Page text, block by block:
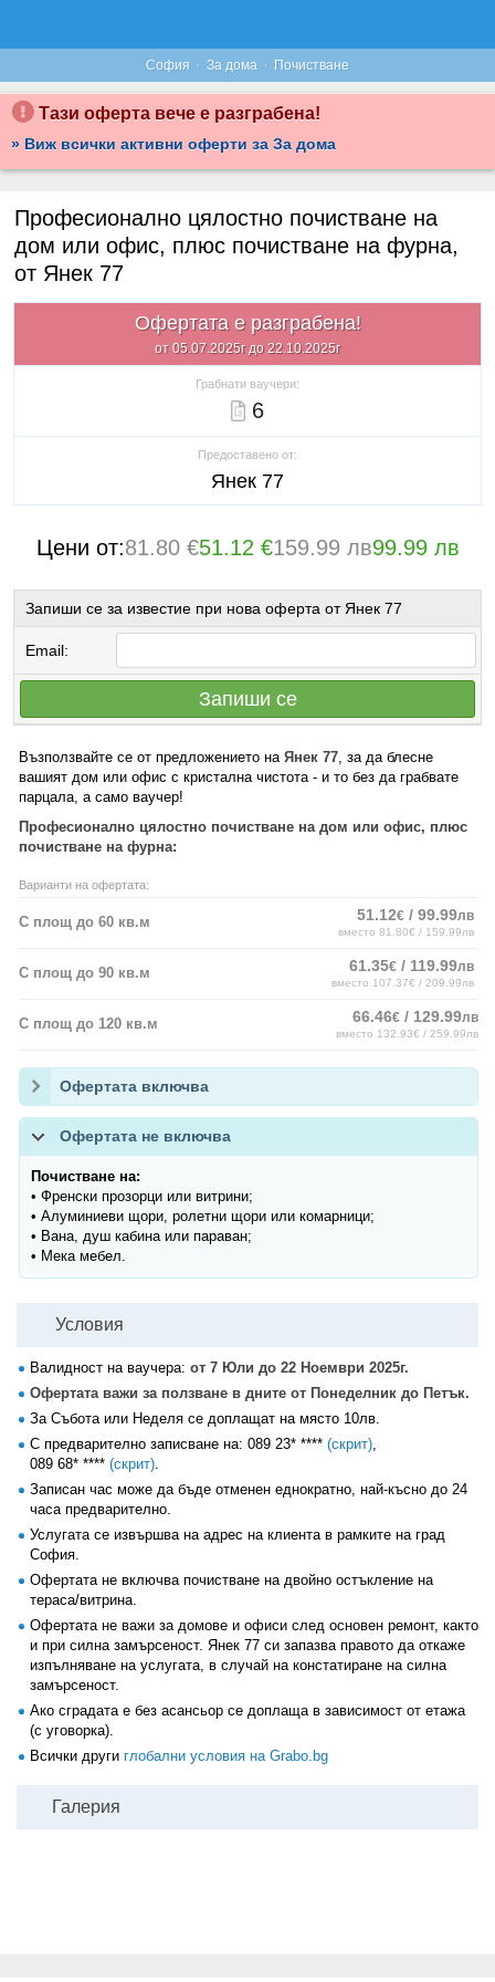
София · За дома · Почистване
Тази оферта вече е разграбена!
» Виж всички активни оферти за За дома
Професионално цялостно почистване на
дом или офис, плюс почистване на фурна,
от Янек 77
Офертата е разграбена!
от 05.07.2025г до 22.10.2025г
Грабнати ваучери:
6
Предоставено от:
Янек 77
Цени от:81.80 €51.12 €159.99 лв99.99 лв
Запиши се за известие при нова оферта от Янек 77
Email:
Запиши се
Възползвайте се от предложението на Янек 77, за да блесне
вашият дом или офис с кристална чистота - и то без да грабвате
парцала, а само ваучер!
Професионално цялостно почистване на дом или офис, плюс
почистване на фурна:
Варианти на офертата:
С площ до 60 кв.м 51.12€ / 99.99лв
вместо 81.80€ / 159.99лв
С площ до 90 кв.м 61.35€ / 119.99лв
вместо 107.37€ / 209.99лв
С площ до 120 кв.м 66.46€ / 129.99лв
вместо 132.93€ / 259.99лв
Офертата включва
Офертата не включва
Почистване на:
• Френски прозорци или витрини;
• Алуминиеви щори, ролетни щори или комарници;
• Вана, душ кабина или параван;
• Мека мебел.
Условия
Валидност на ваучера: от 7 Юли до 22 Ноември 2025г.
Офертата важи за ползване в дните от Понеделник до Петък.
За Събота или Неделя се доплащат на място 10лв.
С предварително записване на: 089 23* **** (скрит),
089 68* **** (скрит).
Записан час може да бъде отменен еднократно, най-късно до 24
часа предварително.
Услугата се извършва на адрес на клиента в рамките на град
София.
Офертата не включва почистване на двойно остъкление на
тераса/витрина.
Офертата не важи за домове и офиси след основен ремонт, както
и при силна замърсеност. Янек 77 си запазва правото да откаже
изпълняване на услугата, в случай на констатиране на силна
замърсеност.
Ако сградата е без асансьор се доплаща в зависимост от етажа
(с уговорка).
Всички други глобални условия на Grabo.bg
Галерия